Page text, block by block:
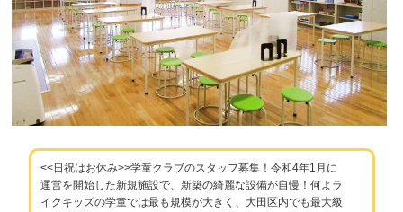
<<日祝はお休み>>学童クラブのスタッフ募集！令和4年1月に
運営を開始した新規施設で、新築の綺麗な設備が自慢！何よラ
イクキッズの学童では最も規模が大きく、大田区内でも最大級